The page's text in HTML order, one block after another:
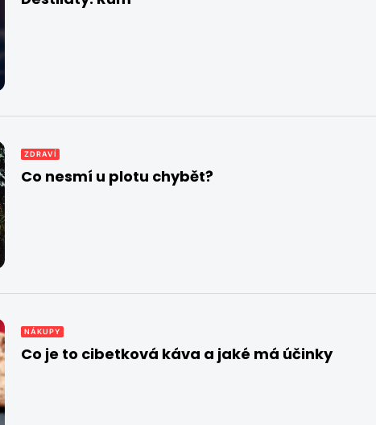
ZDRAVÍ
Co nesmí u plotu chybět?
NÁKUPY
Co je to cibetková káva a jaké má účinky